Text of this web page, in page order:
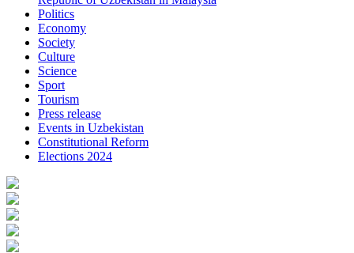
Politics
Economy
Society
Culture
Science
Sport
Tourism
Press release
Events in Uzbekistan
Constitutional Reform
Elections 2024